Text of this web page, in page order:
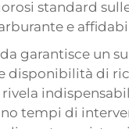
standard
e
garantisce un
disponibilità di
tempi di